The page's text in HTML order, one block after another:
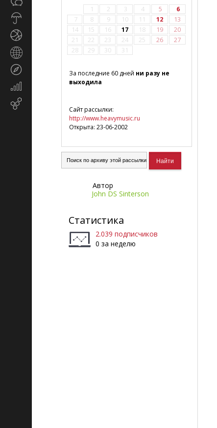
Экономика
маркетинг
1 2 3 4 5
6
7
8 9 10 11 12
13
14
15 16 17 18 19
20
21
22 23 24 25 26
27
28
29 30 31
За последние 60 дней ни разу не
выходила
Сайт рассылки:
http://www.heavymusic.ru
Открыта: 23-06-2002
Автор
John DS Sinterson
Статистика
2.039 подписчиков
0 за неделю